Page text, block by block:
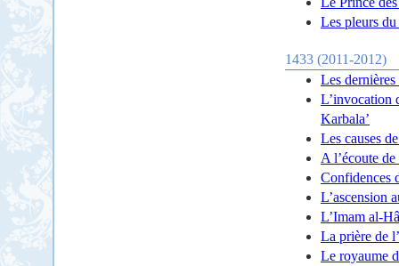
Les pleurs
1433 (2011-2012)
Les
L’invocation
Karbala’
Les causes
A l’écoute
Confidences
L’ascension
L’Imam al-
La prière de
Le royaume